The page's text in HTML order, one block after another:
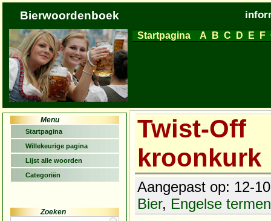
Bierwoordenboek
Startpagina A B C D E F
Menu
Startpagina
Willekeurige pagina
Lijst alle woorden
Categoriën
Zoeken
Twist-Off
kroonkurk
Aangepast op: 12-
Bier, Engelse termen